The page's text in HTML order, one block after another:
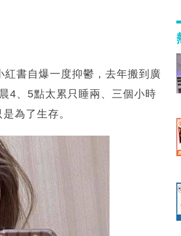
書自爆一度抑鬱，去年搬到廣
4、5點太累只睡兩、三個小時
為了生存。